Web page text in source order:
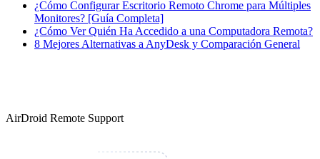
¿Cómo Configurar Escritorio Remoto Chrome para Múltiples
Monitores? [Guía Completa]
¿Cómo Ver Quién Ha Accedido a una Computadora Remota?
8 Mejores Alternativas a AnyDesk y Comparación General
AirDroid Remote Support